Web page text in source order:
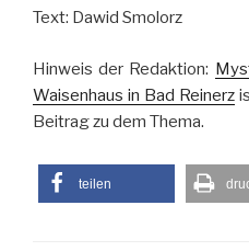
Text: Dawid Smolorz
Hinweis der Redaktion:
Waisenhaus in Bad Reinerz
Beitrag zu dem Thema.
teilen